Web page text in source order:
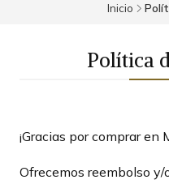
Inicio
Política
¡Gracias por comprar en
Ofrecemos reembolso